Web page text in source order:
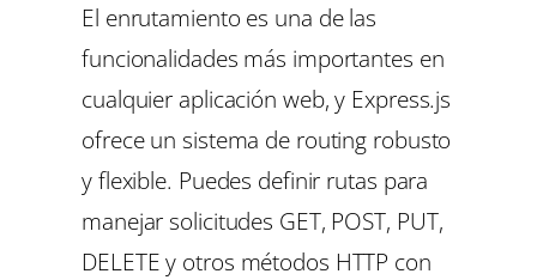
El enrutamiento es una de las
funcionalidades más importantes en
cualquier aplicación web, y Express.js
ofrece un sistema de routing robusto
y flexible. Puedes definir rutas para
manejar solicitudes GET, POST, PUT,
DELETE y otros métodos HTTP con